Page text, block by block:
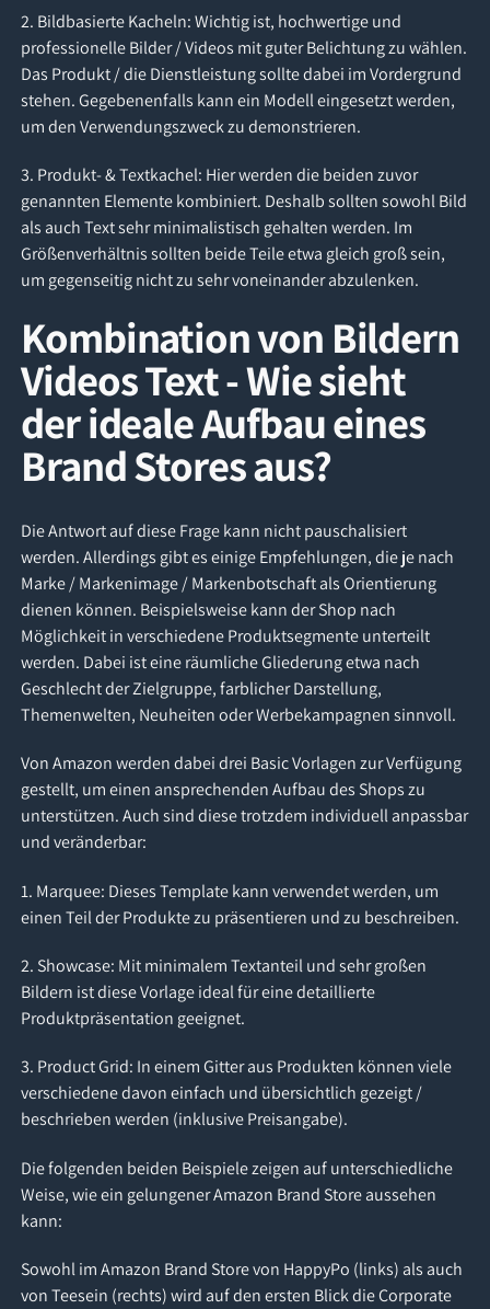
2. Bildbasierte Kacheln: Wichtig ist, hochwertige und
professionelle Bilder / Videos mit guter Belichtung zu wählen.
Das Produkt / die Dienstleistung sollte dabei im Vordergrund
stehen. Gegebenenfalls kann ein Modell eingesetzt werden,
um den Verwendungszweck zu demonstrieren.
3. Produkt- & Textkachel: Hier werden die beiden zuvor
genannten Elemente kombiniert. Deshalb sollten sowohl Bild
als auch Text sehr minimalistisch gehalten werden. Im
Größenverhältnis sollten beide Teile etwa gleich groß sein,
um gegenseitig nicht zu sehr voneinander abzulenken.
Kombination von Bildern
Videos Text - Wie sieht
der ideale Aufbau eines
Brand Stores aus?
Die Antwort auf diese Frage kann nicht pauschalisiert
werden. Allerdings gibt es einige Empfehlungen, die je nach
Marke / Markenimage / Markenbotschaft als Orientierung
dienen können. Beispielsweise kann der Shop nach
Möglichkeit in verschiedene Produktsegmente unterteilt
werden. Dabei ist eine räumliche Gliederung etwa nach
Geschlecht der Zielgruppe, farblicher Darstellung,
Themenwelten, Neuheiten oder Werbekampagnen sinnvoll.
Von Amazon werden dabei drei Basic Vorlagen zur Verfügung
gestellt, um einen ansprechenden Aufbau des Shops zu
unterstützen. Auch sind diese trotzdem individuell anpassbar
und veränderbar:
1. Marquee: Dieses Template kann verwendet werden, um
einen Teil der Produkte zu präsentieren und zu beschreiben.
2. Showcase: Mit minimalem Textanteil und sehr großen
Bildern ist diese Vorlage ideal für eine detaillierte
Produktpräsentation geeignet.
3. Product Grid: In einem Gitter aus Produkten können viele
verschiedene davon einfach und übersichtlich gezeigt /
beschrieben werden (inklusive Preisangabe).
Die folgenden beiden Beispiele zeigen auf unterschiedliche
Weise, wie ein gelungener Amazon Brand Store aussehen
kann:
Sowohl im Amazon Brand Store von HappyPo (links) als auch
von Teesein (rechts) wird auf den ersten Blick die Corporate